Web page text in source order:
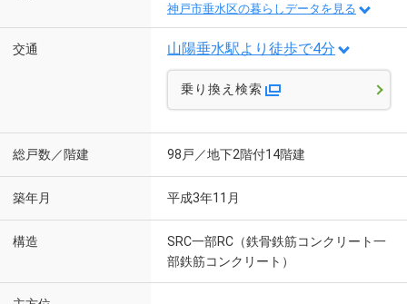
神戸市垂水区の暮らしデータを見る
交通 山陽垂水駅より徒歩で4分
乗り換え検索
総戸数／階建 98戸／地下2階付14階建
築年月 平成3年11月
構造
SRC一部RC（鉄骨鉄筋コンクリート一
部鉄筋コンクリート）